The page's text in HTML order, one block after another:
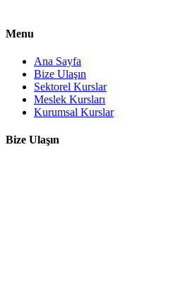
Menu
Ana Sayfa
Bize Ulaşın
Sektorel Kurslar
Meslek Kursları
Kurumsal Kurslar
Bize Ulaşın